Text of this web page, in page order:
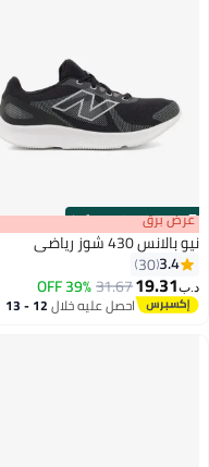
00m:00s
·
100% Left عرض برق
نيو بالانس 430 شوز رياضي
3.4
30
د.ب‏19.31
31.67
39% OFF
احصل عليه خلال 12 - 13